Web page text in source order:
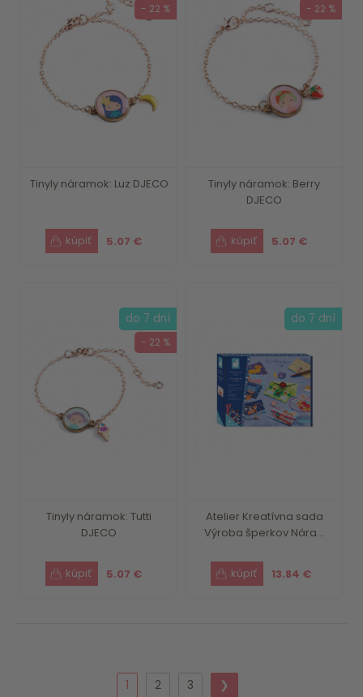
Tinyly náramok: Luz DJECO
5.07 €
- 22 %
Tinyly náramok: Berry
DJECO
5.07 €
- 22 %
Tinyly náramok: Tutti
DJECO
5.07 €
do 7 dní
- 22 %
Atelier Kreatívna sada
Výroba šperkov Nára...
13.84 €
do 7 dní
1 2 3 ❯